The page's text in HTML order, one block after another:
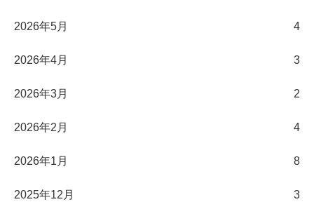
2026年5月 4
2026年4月 3
2026年3月 2
2026年2月 4
2026年1月 8
2025年12月 3